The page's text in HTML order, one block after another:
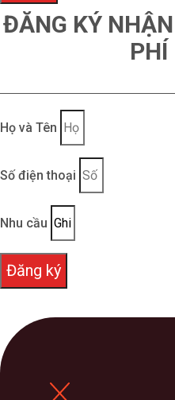
ĐĂNG KÝ
PHÍ
Họ và Tên
Số điện thoại
Nhu cầu
Đăng ký